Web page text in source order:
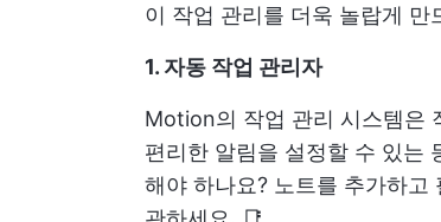
이 작업 관리를 더욱 놀랍게
1. 자동 작업 관리자
Motion의 작업 관리 시스템은
편리한 알림을 설정할 수 있는
해야 하나요? 노트를 추가하고